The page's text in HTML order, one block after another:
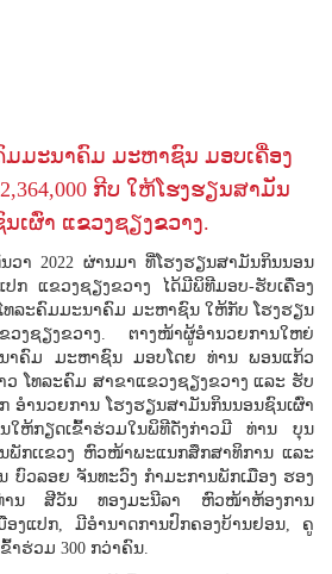
ມະນາຄົມ ມະຫາຊົນ ມອບເຄື່ອງ
ກີບ ໃຫ້ໂຮງຮຽນສາມັນ
ເຜົ່າ ແຂວງຊຽງຂວາງ.
ວາ 2022 ຜ່ານມາ ທີ່ໂຮງຮຽນສາມັນກິນນອນ
ກ ແຂວງຊຽງຂວາງ ໄດ້ມີພິທີມອບ-ຮັບເຄື່ອງ
ທລະຄົມມະນາຄົມ ມະຫາຊົນ ໃຫ້ກັບ ໂຮງຮຽນ
ງຊຽງຂວາງ. ຕາງໜ້າຜູ້ອໍານວຍການໃຫຍ່
າຄົມ ມະຫາຊົນ ມອບໂດຍ ທ່ານ ພອນແກ້ວ
ໂທລະຄົມ ສາຂາແຂວງຊຽງຂວາງ ແລະ ຮັບ
ອໍານວຍການ ໂຮງຮຽນສາມັນກິນນອນຊົນເຜົ່າ
ໃຫ້ກຽດເຂົ້າຮ່ວມໃນພິທີດັ່ງກ່າວມີ ທ່ານ ບຸນ
ພັກເເຂວງ ຫົວໜ້າພະແນກສຶກສາທິການ ແລະ
ບົວລອຍ ຈັນທະວົງ ກໍາມະການພັກເມືອງ ຮອງ
ານ ສີວັນ ທອງມະນີລາ ຫົວໜ້າຫ້ອງການ
ງແປກ, ມີອໍານາດການປົກຄອງບ້ານຢອນ, ຄູ
າຮ່ວມ 300 ກວ່າຄົນ.